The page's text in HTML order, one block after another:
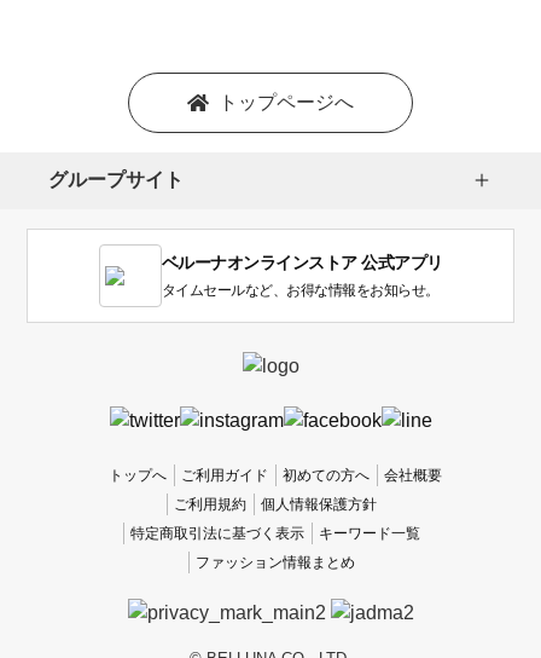
い
トップページへ
グループサイト
ベルーナオンラインストア 公式アプリ
タイムセールなど、お得な情報をお知らせ。
トップへ ご利用ガイド 初めての方へ
会社概要
ご利用規約
個人情報保護方針
特定商取引法に基づく表示
キーワード一覧
ファッション情報まとめ